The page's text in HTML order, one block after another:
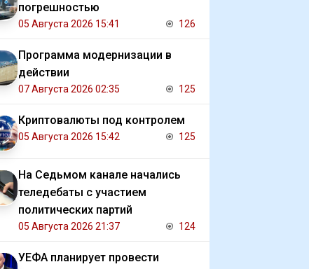
погрешностью
05 Августа 2026 15:41 126
Программа модернизации в
действии
07 Августа 2026 02:35 125
Криптовалюты под контролем
05 Августа 2026 15:42 125
На Седьмом канале начались
теледебаты с участием
политических партий
05 Августа 2026 21:37 124
УЕФА планирует провести